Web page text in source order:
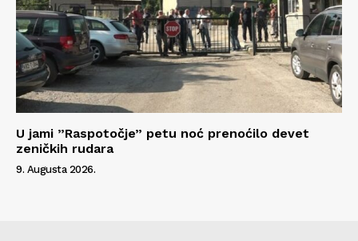
U jami ”Raspotočje” petu noć prenoćilo devet
zeničkih rudara
9. Augusta 2026.